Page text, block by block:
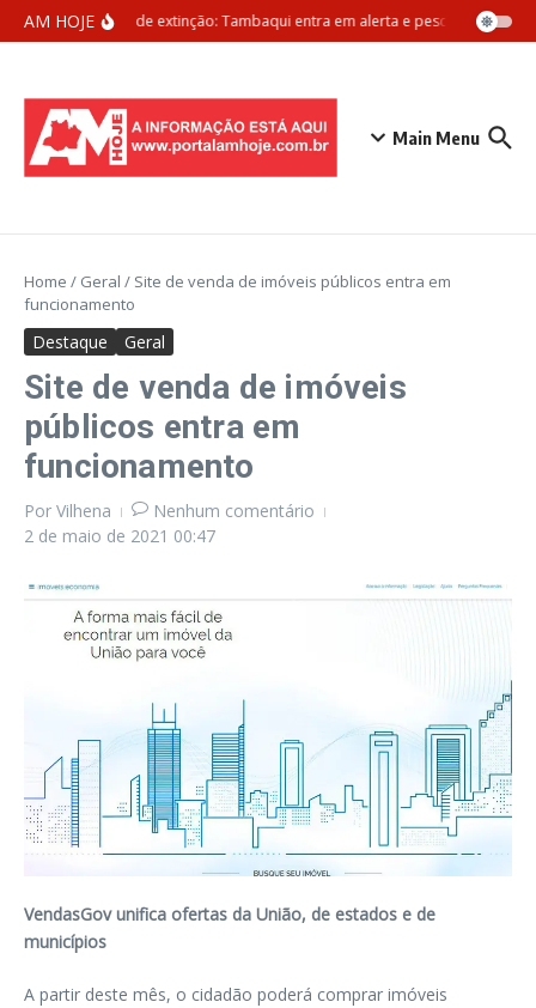
Ir para o conteúdo
AM HOJEAmeaça de extinção: Tambaqui entra em alerta e pesca pode ser
Main Menu
Home / Geral / Site de venda de imóveis públicos entra em
funcionamento
Destaque Geral
Site de venda de imóveis
públicos entra em
funcionamento
Por Vilhena
Nenhum comentário
2 de maio de 2021 00:47
VendasGov unifica ofertas da União, de estados e de
municípios
A partir deste mês, o cidadão poderá comprar imóveis